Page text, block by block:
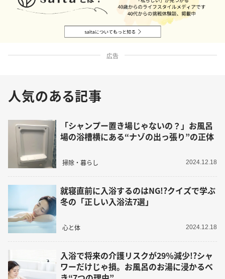
広告
人気のある記事
「シャンプー置き場じゃないの？」お風呂
場の浴槽横にある“ナゾの出っ張り”の正体
掃除・暮らし 2024.12.18
就寝直前に入浴するのはNG!?クイズで学ぶ
冬の「正しい入浴法7選」
心と体 2024.12.18
入浴で将来の介護リスクが29％減少!?シャ
ワーだけじゃ損。お風呂のお湯に浸かるべ